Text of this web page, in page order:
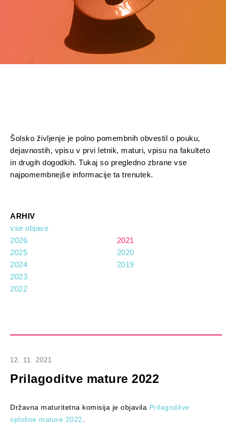
Šolsko življenje je polno pomembnih obvestil o pouku,
dejavnostih, vpisu v prvi letnik, maturi, vpisu na fakulteto
in drugih dogodkih. Tukaj so pregledno zbrane vse
najpomembnejše informacije ta trenutek.
ARHIV
vse objave
2026
2025
2024
2023
2022
2021
2020
2019
12. 11. 2021
Prilagoditve mature 2022
Državna maturitetna komisija je objavila Prilagoditve
splošne mature 2022